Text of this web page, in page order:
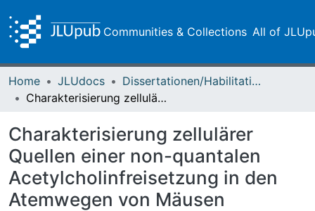
Communities & Collections All of
Home JLUdocs
Dissertationen/Habilitationen
Charakterisierung zellulärer Quellen einer non-quantalen Acetylcholinfreisetzung in den Atemwegen von Mäusen
Charakterisierung zellulärer
Quellen einer non-quantalen
Acetylcholinfreisetzung in den
Atemwegen von Mäusen